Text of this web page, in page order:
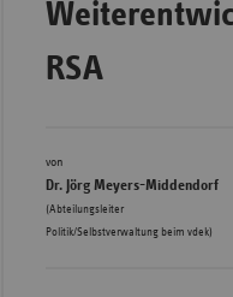
RSA
von
Dr. Jörg Meyers-Middendorf
(Abteilungsleiter
Politik/Selbstverwaltung beim vdek)